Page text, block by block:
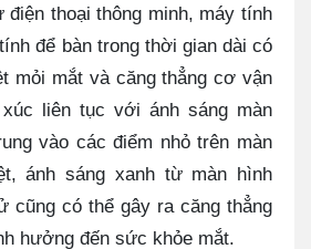
điện thoại thông minh, máy tính
để bàn trong thời gian dài có
mỏi mắt và căng thẳng cơ vận
liên tục với ánh sáng màn
vào các điểm nhỏ trên màn
ánh sáng xanh từ màn hình
cũng có thể gây ra căng thẳng
hưởng đến sức khỏe mắt.